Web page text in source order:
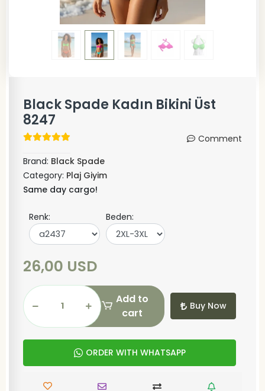
Black Spade Kadın Bikini Üst
8247
Comment
Brand: Black Spade
Category: Plaj Giyim
Same day cargo!
Renk: Beden:
26,00 USD
Add to
cart
Buy Now
ORDER WITH WHATSAPP